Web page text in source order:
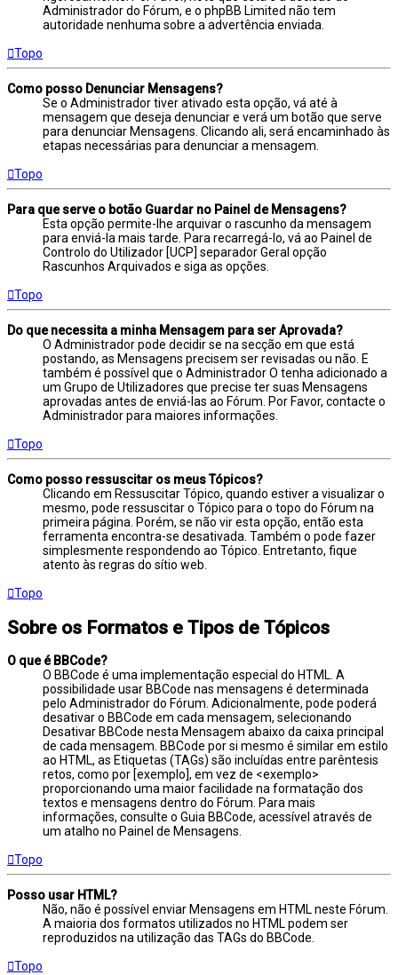
Administrador do Fórum, e o phpBB Limited não tem
autoridade nenhuma sobre a advertência enviada.
Topo
Como posso Denunciar Mensagens?
Se o Administrador tiver ativado esta opção, vá até à
mensagem que deseja denunciar e verá um botão que serve
para denunciar Mensagens. Clicando ali, será encaminhado às
etapas necessárias para denunciar a mensagem.
Topo
Para que serve o botão Guardar no Painel de Mensagens?
Esta opção permite-lhe arquivar o rascunho da mensagem
para enviá-la mais tarde. Para recarregá-lo, vá ao Painel de
Controlo do Utilizador [UCP] separador Geral opção
Rascunhos Arquivados e siga as opções.
Topo
Do que necessita a minha Mensagem para ser Aprovada?
O Administrador pode decidir se na secção em que está
postando, as Mensagens precisem ser revisadas ou não. E
também é possível que o Administrador O tenha adicionado a
um Grupo de Utilizadores que precise ter suas Mensagens
aprovadas antes de enviá-las ao Fórum. Por Favor, contacte o
Administrador para maiores informações.
Topo
Como posso ressuscitar os meus Tópicos?
Clicando em Ressuscitar Tópico, quando estiver a visualizar o
mesmo, pode ressuscitar o Tópico para o topo do Fórum na
primeira página. Porém, se não vir esta opção, então esta
ferramenta encontra-se desativada. Também o pode fazer
simplesmente respondendo ao Tópico. Entretanto, fique
atento às regras do sítio web.
Topo
Sobre os Formatos e Tipos de Tópicos
O que é BBCode?
O BBCode é uma implementação especial do HTML. A
possibilidade usar BBCode nas mensagens é determinada
pelo Administrador do Fórum. Adicionalmente, pode poderá
desativar o BBCode em cada mensagem, selecionando
Desativar BBCode nesta Mensagem abaixo da caixa principal
de cada mensagem. BBCode por si mesmo é similar em estilo
ao HTML, as Etiquetas (TAGs) são incluídas entre parêntesis
retos, como por [exemplo], em vez de <exemplo>
proporcionando uma maior facilidade na formatação dos
textos e mensagens dentro do Fórum. Para mais
informações, consulte o Guia BBCode, acessível através de
um atalho no Painel de Mensagens.
Topo
Posso usar HTML?
Não, não é possível enviar Mensagens em HTML neste Fórum.
A maioria dos formatos utilizados no HTML podem ser
reproduzidos na utilização das TAGs do BBCode.
Topo